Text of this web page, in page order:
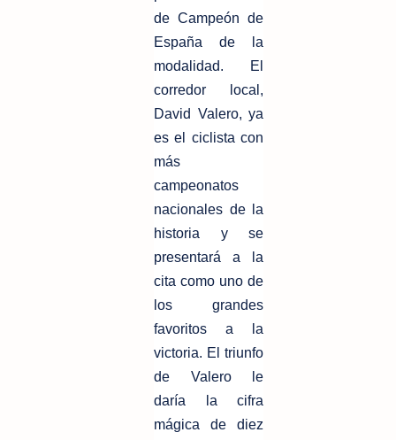
de Campeón de
España de la
modalidad. El
corredor local,
David Valero, ya
es el ciclista con
más
campeonatos
nacionales de la
historia y se
presentará a la
cita como uno de
los grandes
favoritos a la
victoria. El triunfo
de Valero le
daría la cifra
mágica de diez